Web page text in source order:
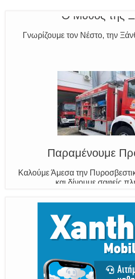
Παραμένουμε
Καλούμε Άμεσα την
και δίνουμε σαφείς
Ο Μύθος της
Γνωρίζουμε τον Νέστο, την